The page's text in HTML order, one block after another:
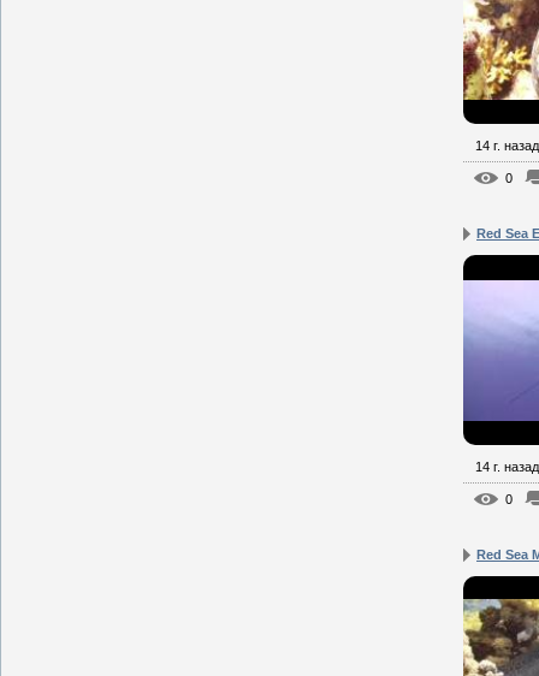
14 г. назад
0
Red Sea
14 г. назад
0
Red Sea